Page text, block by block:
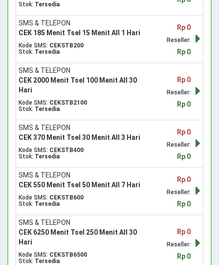
Stok: Tersedia
SMS & TELEPON
CEK 185 Menit Tsel 15 Menit All 1 Hari
Kode SMS: CEKSTB200
Stok: Tersedia
Rp 0
Reseller:
Rp 0
SMS & TELEPON
CEK 2000 Menit Tsel 100 Menit All 30
Hari
Kode SMS: CEKSTB2100
Stok: Tersedia
Rp 0
Reseller:
Rp 0
SMS & TELEPON
CEK 370 Menit Tsel 30 Menit All 3 Hari
Kode SMS: CEKSTB400
Stok: Tersedia
Rp 0
Reseller:
Rp 0
SMS & TELEPON
CEK 550 Menit Tsel 50 Menit All 7 Hari
Kode SMS: CEKSTB600
Stok: Tersedia
Rp 0
Reseller:
Rp 0
SMS & TELEPON
CEK 6250 Menit Tsel 250 Menit All 30
Hari
Kode SMS: CEKSTB6500
Stok: Tersedia
Rp 0
Reseller:
Rp 0